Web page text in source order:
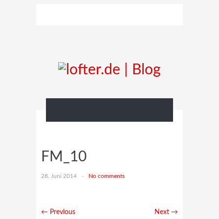
FM_10
28. Juni 2014 - No comments
← Previous Next →